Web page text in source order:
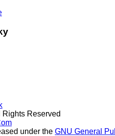
Reserved
under the GNU General